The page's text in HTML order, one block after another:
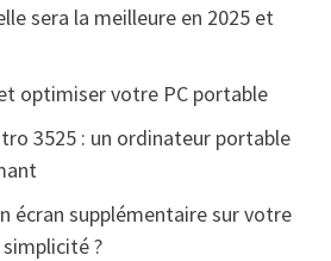
sera la meilleure en 2025 et
optimiser votre PC portable
3525 : un ordinateur portable
écran supplémentaire sur votre
?